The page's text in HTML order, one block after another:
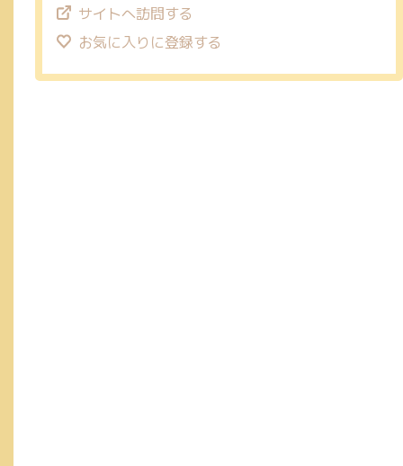
サイトへ訪問する